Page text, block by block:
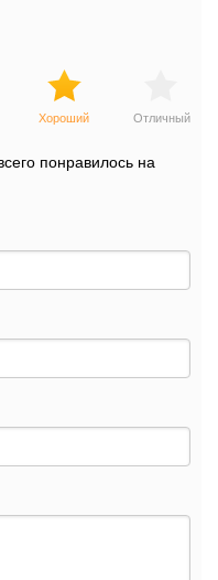
Хороший Отличный
понравилось на